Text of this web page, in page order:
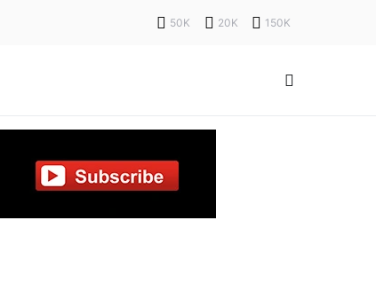
50K 20K 150K